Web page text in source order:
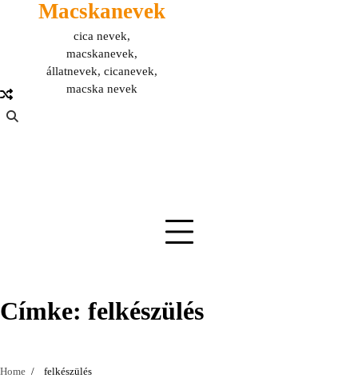
Macskanevek
cica nevek,
macskanevek,
állatnevek, cicanevek,
macska nevek
Címke: felkészülés
Home felkészülés